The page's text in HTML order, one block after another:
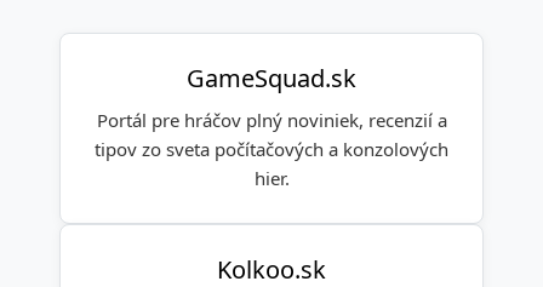
GameSquad.sk
Portál pre hráčov plný noviniek, recenzií a
tipov zo sveta počítačových a konzolových
hier.
Kolkoo.sk